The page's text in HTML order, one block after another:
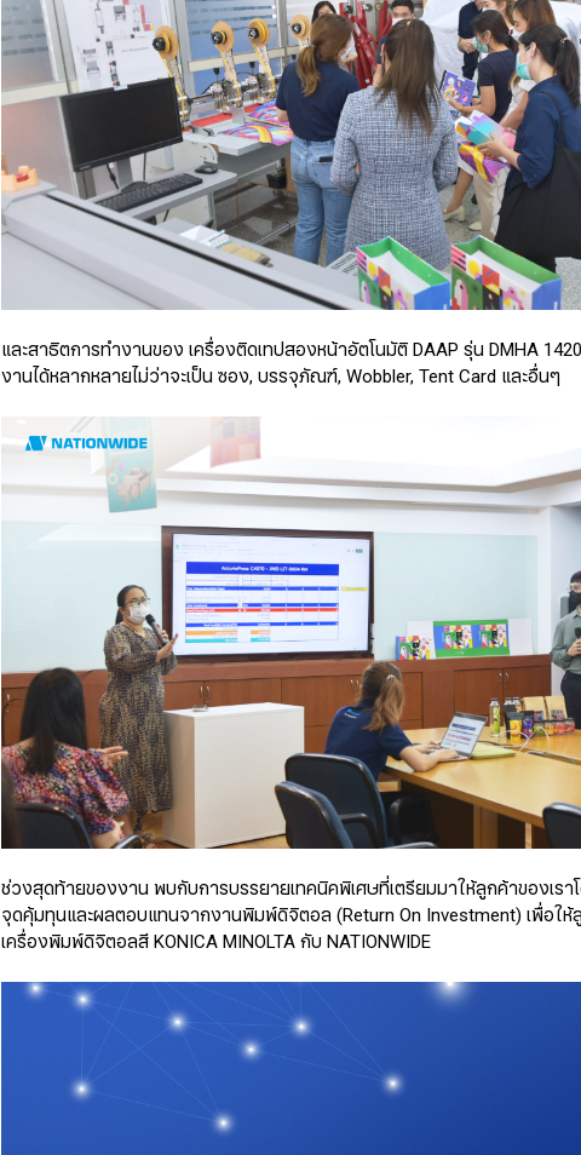
และสาธิตการทำงานของ เครื่องติดเทปสองหน้าอัตโนมัติ DAAP รุ่น DMHA
งานได้หลากหลายไม่ว่าจะเป็น ซอง, บรรจุภัณฑ์, Wobbler, Tent Card และอื่นๆ
ช่วงสุดท้ายของงาน พบกับการบรรยายเทคนิคพิเศษที่เตรียมมาให้ลูกค้าของเร
จุดคุ้มทุนและผลตอบแทนจากงานพิมพ์ดิจิตอล (Return On Investment) เพื่อใ
เครื่องพิมพ์ดิจิตอลสี KONICA MINOLTA กับ NATIONWIDE